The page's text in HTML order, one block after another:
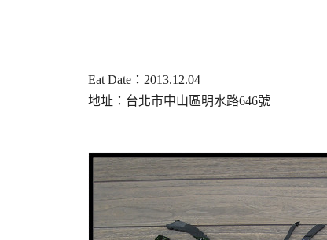
Eat Date：2013.12.04
地址：台北市中山區明水路646號